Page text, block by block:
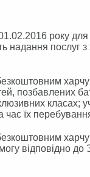
року для
надання
позбавлених
класах;
час їх
відповідно